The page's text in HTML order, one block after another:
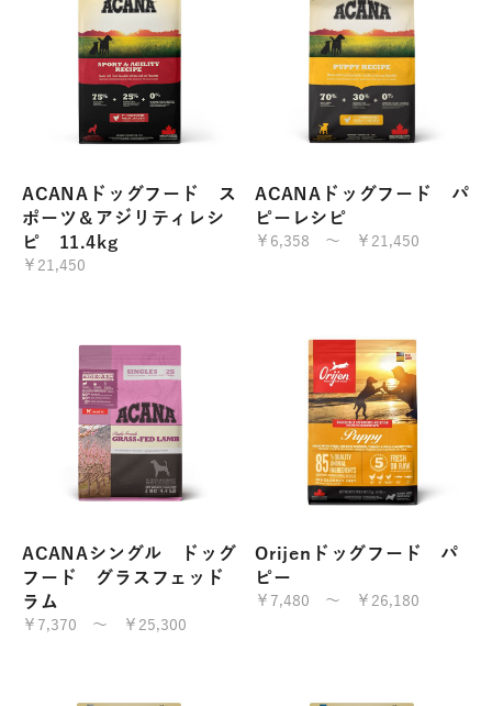
ACANAドッグフード ス
ポーツ＆アジリティレシ
ピ 11.4kg
￥21,450
ACANAドッグフード パ
ピーレシピ
￥6,358 ～ ￥21,450
ACANAシングル ドッグ
フード グラスフェッド
ラム
￥7,370 ～ ￥25,300
Orijenドッグフード パ
ピー
￥7,480 ～ ￥26,180